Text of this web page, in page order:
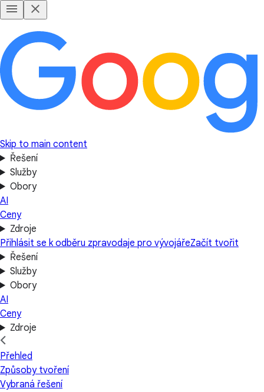
Skip to main content
Řešení
Služby
Obory
AI
Ceny
Zdroje
Přihlásit se k odběru zpravodaje pro vývojářeZačít tvořit
Řešení
Služby
Obory
AI
Ceny
Zdroje
Přehled
Způsoby tvoření
Vybraná řešení